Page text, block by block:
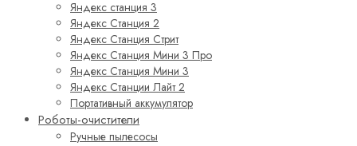
Яндекс станция 3
Яндекс Станция 2
Яндекс Станция Стрит
Яндекс Станция Мини 3 Про
Яндекс Станция Мини 3
Яндекс Станции Лайт 2
Портативный аккумулятор
Роботы-очистители
Ручные пылесосы